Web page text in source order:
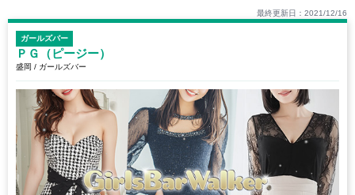
最終更新日：2021/12/16
ガールズバー
ＰＧ（ピージー）
盛岡 / ガールズバー